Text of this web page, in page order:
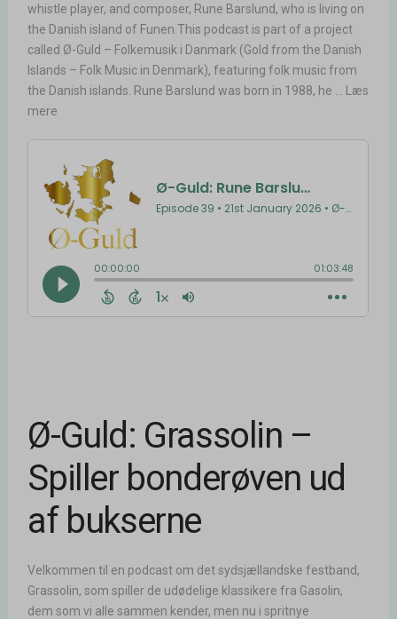
whistle player, and composer, Rune Barslund, who is living on
the Danish island of Funen.This podcast is part of a project
called Ø-Guld – Folkemusik i Danmark (Gold from the Danish
Islands – Folk Music in Denmark), featuring folk music from
the Danish islands. Rune Barslund was born in 1988, he ... Læs
mere
Ø-Guld: Grassolin –
Spiller bonderøven ud
af bukserne
Velkommen til en podcast om det sydsjællandske festband,
Grassolin, som spiller de udødelige klassikere fra Gasolin,
dem som vi alle sammen kender, men nu i spritnye